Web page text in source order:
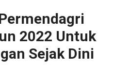
2022 Untuk
Sejak Dini